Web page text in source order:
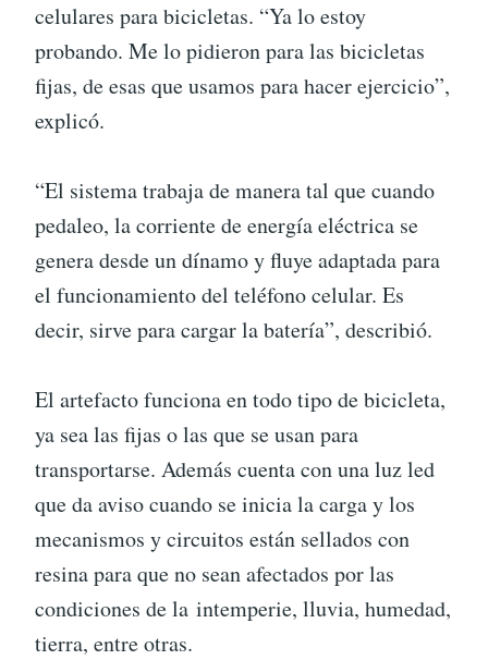
celulares para bicicletas. “Ya lo estoy
probando. Me lo pidieron para las bicicletas
fijas, de esas que usamos para hacer ejercicio”,
explicó.
“El sistema trabaja de manera tal que cuando
pedaleo, la corriente de energía eléctrica se
genera desde un dínamo y fluye adaptada para
el funcionamiento del teléfono celular. Es
decir, sirve para cargar la batería”, describió.
El artefacto funciona en todo tipo de bicicleta,
ya sea las fijas o las que se usan para
transportarse. Además cuenta con una luz led
que da aviso cuando se inicia la carga y los
mecanismos y circuitos están sellados con
resina para que no sean afectados por las
condiciones de la intemperie, lluvia, humedad,
tierra, entre otras.